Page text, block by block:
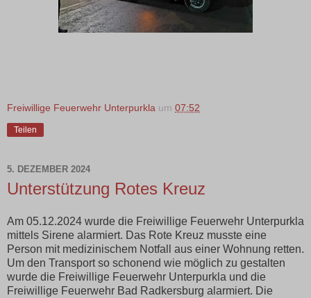
Freiwillige Feuerwehr Unterpurkla um 07:52
Teilen
5. DEZEMBER 2024
Unterstützung Rotes Kreuz
Am 05.12.2024 wurde die Freiwillige Feuerwehr Unterpurkla
mittels Sirene alarmiert. Das Rote Kreuz musste eine
Person mit medizinischem Notfall aus einer Wohnung retten.
Um den Transport so schonend wie möglich zu gestalten
wurde die Freiwillige Feuerwehr Unterpurkla und die
Freiwillige Feuerwehr Bad Radkersburg alarmiert. Die